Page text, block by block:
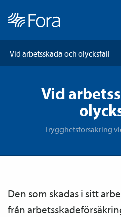
Vid
Trygghetsförsäkring
Den som skadas i sitt
från